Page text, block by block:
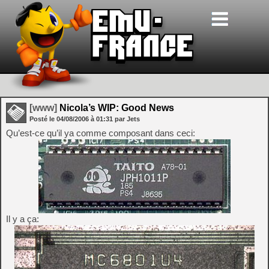
[www] Nicola’s WIP: Good News
Posté le 04/08/2006 à 01:31 par Jets
Qu’est-ce qu’il ya comme composant dans ceci:
Il y a ça: